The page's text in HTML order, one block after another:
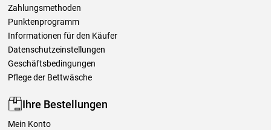
Zahlungsmethoden
Punktenprogramm
Informationen für den Käufer
Datenschutzeinstellungen
Geschäftsbedingungen
Pflege der Bettwäsche
Ihre Bestellungen
Mein Konto